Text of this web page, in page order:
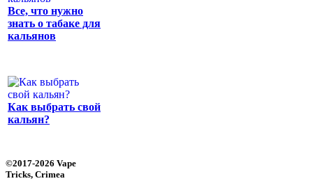
Все, что нужно
знать о табаке для
кальянов
Как выбрать свой
кальян?
©2017-2026 Vape
Tricks, Crimea